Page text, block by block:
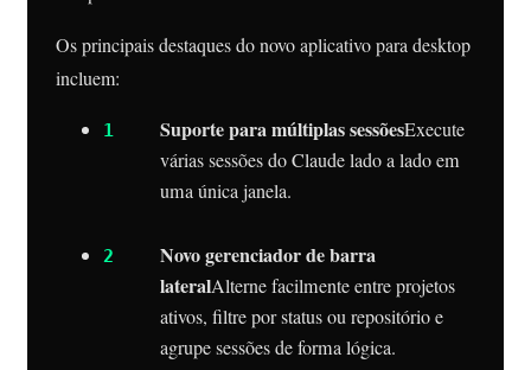
Os principais destaques do novo aplicativo para desktop
incluem:
Suporte para múltiplas sessõesExecute
várias sessões do Claude lado a lado em
uma única janela.
Novo gerenciador de barra
lateralAlterne facilmente entre projetos
ativos, filtre por status ou repositório e
agrupe sessões de forma lógica.